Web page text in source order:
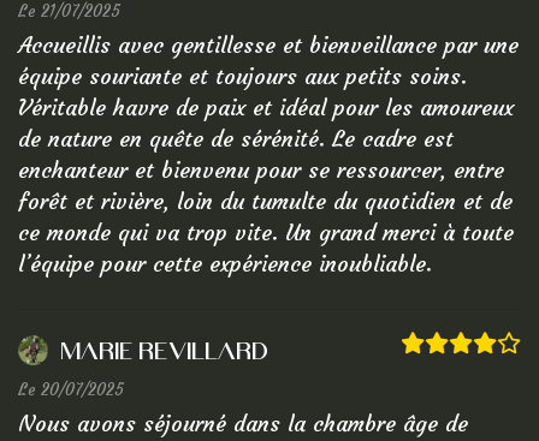
Le 21/07/2025
Accueillis avec gentillesse et bienveillance par une
équipe souriante et toujours aux petits soins.
Véritable havre de paix et idéal pour les amoureux
de nature en quête de sérénité. Le cadre est
enchanteur et bienvenu pour se ressourcer, entre
forêt et rivière, loin du tumulte du quotidien et de
ce monde qui va trop vite. Un grand merci à toute
l’équipe pour cette expérience inoubliable.
marie Revillard
Le 20/07/2025
Nous avons séjourné dans la chambre âge de